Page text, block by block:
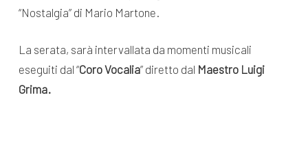
“Nostalgia” di Mario Martone.
La serata, sarà intervallata da momenti musicali
eseguiti dal “Coro Vocalia” diretto dal Maestro Luigi
Grima.